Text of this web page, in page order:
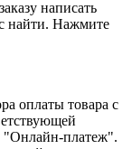
написать
найти. Нажмите
оплаты товара с
"Онлайн-платеж".